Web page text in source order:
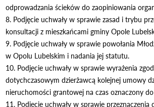
odprowadzania ścieków do zaopiniowania
8. Podjęcie uchwały w sprawie zasad i trybu
konsultacji z mieszkańcami gminy Opole
9. Podjęcie uchwały w sprawie powołania
w Opolu Lubelskim i nadania jej statutu.
10. Podjęcie uchwały w sprawie wyrażenia
dotychczasowym dzierżawcą kolejnej umowy
nieruchomości grantowej na czas oznaczony
11. Podjęcie uchwały w sprawie przeznaczenia